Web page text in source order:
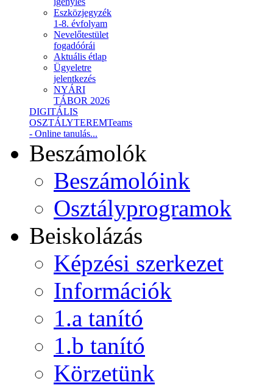
Eszközjegyzék
1-8. évfolyam
Nevelőtestület
fogadóórái
Aktuális étlap
Ügyeletre
jelentkezés
NYÁRI
TÁBOR 2026
DIGITÁLIS
OSZTÁLYTEREMTeams
- Online tanulás...
Beszámolók
Beszámolóink
Osztályprogramok
Beiskolázás
Képzési szerkezet
Információk
1.a tanító
1.b tanító
Körzetünk